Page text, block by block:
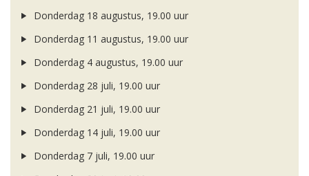
Donderdag 18 augustus, 19.00 uur
Donderdag 11 augustus, 19.00 uur
Donderdag 4 augustus, 19.00 uur
Donderdag 28 juli, 19.00 uur
Donderdag 21 juli, 19.00 uur
Donderdag 14 juli, 19.00 uur
Donderdag 7 juli, 19.00 uur